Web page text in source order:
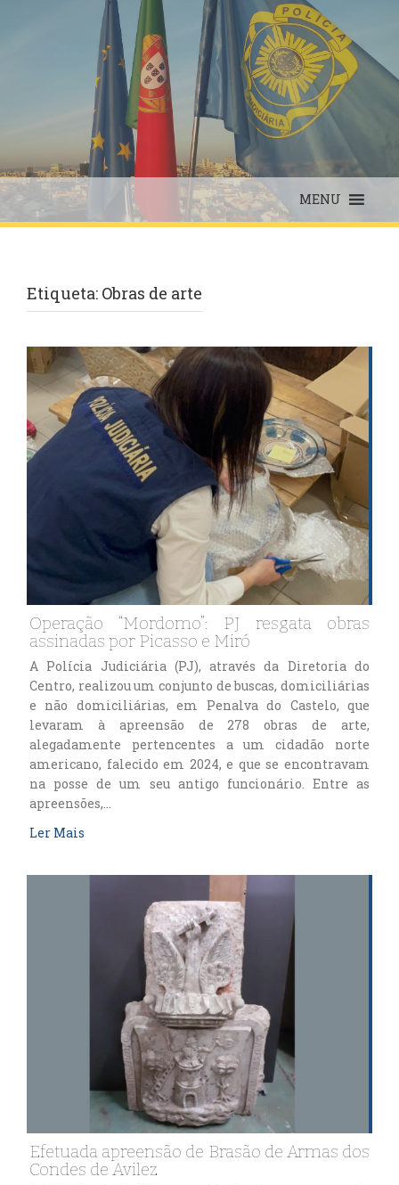
MENU
Etiqueta: Obras de arte
Operação “Mordomo”: PJ resgata obras
assinadas por Picasso e Miró
A Polícia Judiciária (PJ), através da Diretoria do
Centro, realizou um conjunto de buscas, domiciliárias
e não domiciliárias, em Penalva do Castelo, que
levaram à apreensão de 278 obras de arte,
alegadamente pertencentes a um cidadão norte
americano, falecido em 2024, e que se encontravam
na posse de um seu antigo funcionário. Entre as
apreensões,…
Ler Mais
Efetuada apreensão de Brasão de Armas dos
Condes de Avilez